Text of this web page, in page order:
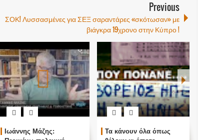
Previous
ΣΟΚ! Λυσσασμένες για ΣΕΞ σαραντάρες «σκότωσαν» με
βιάγκρα 19χρονο στην Κύπρο !
Ιωάννης Μάζης:
Τα κάνουν όλα όπως